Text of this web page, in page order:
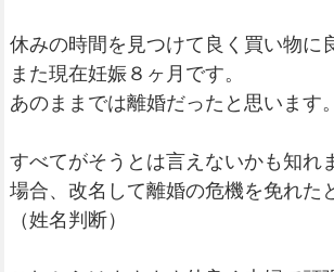
休みの時間を見つけて良く買い物に
また現在妊娠８ヶ月です。
あのままでは離婚だったと思います。
すべてがそうとは言えないかも知れ
場合、改名して離婚の危機を免れた
（姓名判断）